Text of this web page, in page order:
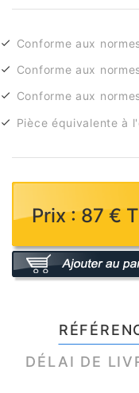
Conforme aux
Conforme aux
Conforme aux
Pièce équivalente à
Prix : 87 €
DÉLAI DE